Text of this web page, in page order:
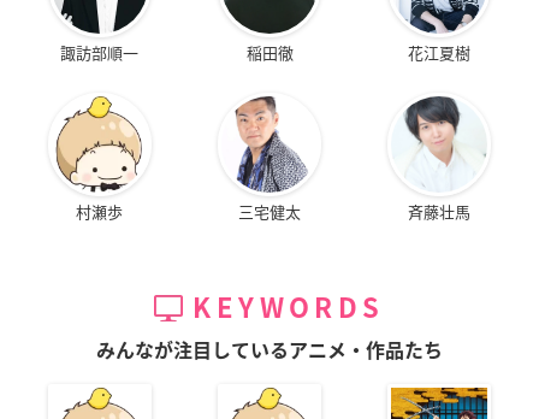
諏訪部順一 稲田徹 花江夏樹
村瀬歩 三宅健太 斉藤壮馬
KEYWORDS
みんなが注目しているアニメ・作品たち